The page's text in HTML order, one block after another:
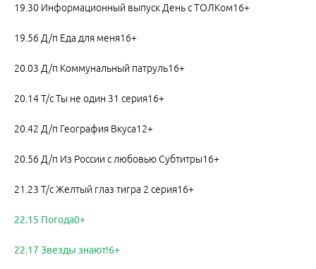
19.30 Информационный выпуск День с ТОЛКом16+
19.56 Д/п Еда для меня16+
20.03 Д/п Коммунальный патруль16+
20.14 Т/с Ты не один 31 серия16+
20.42 Д/п География Вкуса12+
20.56 Д/п Из России с любовью Субтитры16+
21.23 Т/с Желтый глаз тигра 2 серия16+
22.15 Погода0+
22.17 Звезды знают!6+